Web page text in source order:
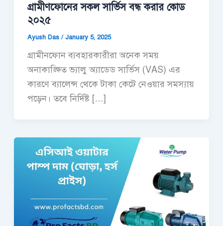
গ্রামীণফোনের সকল সার্ভিস বন্ধ করার কোড
২০২৫
Ayush Das /January 5, 2025
গ্রামীনফোন ব্যবহারকারীরা অনেক সময়
অনাকাঙ্ক্ষিত ভ্যালু অ্যাডেড সার্ভিস (VAS) এর
কারণে ব্যালেন্স থেকে টাকা কেটে নেওয়ার সমস্যায়
পড়েন। তবে নির্দিষ্ট […]